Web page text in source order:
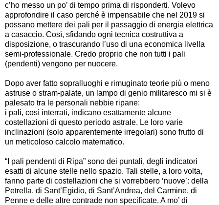
c’ho messo un po’ di tempo prima di risponderti. Volevo
approfondire il caso perché è impensabile che nel 2019 si
possano mettere dei pali per il passaggio di energia elettrica
a casaccio. Così, sfidando ogni tecnica costruttiva a
disposizione, o trascurando l’uso di una economica livella
semi-professionale. Credo proprio che non tutti i pali
(pendenti) vengono per nuocere.
Dopo aver fatto sopralluoghi e rimuginato teorie più o meno
astruse o stram-palate, un lampo di genio militaresco mi si è
palesato tra le personali nebbie ripane:
i pali, così interrati, indicano esattamente alcune
costellazioni di questo periodo astrale. Le loro varie
inclinazioni (solo apparentemente irregolari) sono frutto di
un meticoloso calcolo matematico.
“I pali pendenti di Ripa” sono dei puntali, degli indicatori
esatti di alcune stelle nello spazio. Tali stelle, a loro volta,
fanno parte di costellazioni che si vorrebbero ‘nuove’: della
Petrella, di Sant’Egidio, di Sant’Andrea, del Carmine, di
Penne e delle altre contrade non specificate. A mo’ di